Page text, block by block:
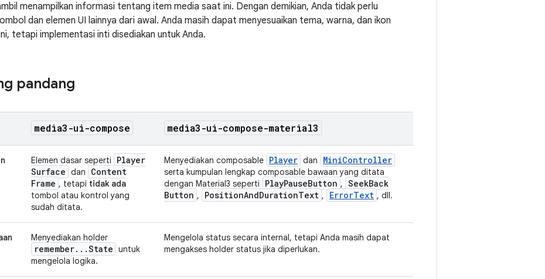
menampilkan informasi tentang item media saat ini. Dengan demikian, Anda tidak perlu
dan elemen UI lainnya dari awal. Anda masih dapat menyesuaikan tema, warna, dan ikon
tetapi implementasi inti disediakan untuk Anda.
pandang
media3-ui-compose media3-ui-compose-material3
Elemen dasar seperti
Player
Surface dan
Content
Frame , tetapi tidak ada
tombol atau kontrol yang
sudah ditata.
Menyediakan composable Player dan MiniController
serta kumpulan lengkap composable bawaan yang ditata
dengan Material3 seperti
PlayPauseButton , SeekBack
Button , PositionAndDurationText , ErrorText , dll.
Menyediakan holder
remember. . .State untuk
mengelola logika.
Mengelola status secara internal, tetapi Anda masih dapat
mengakses holder status jika diperlukan.